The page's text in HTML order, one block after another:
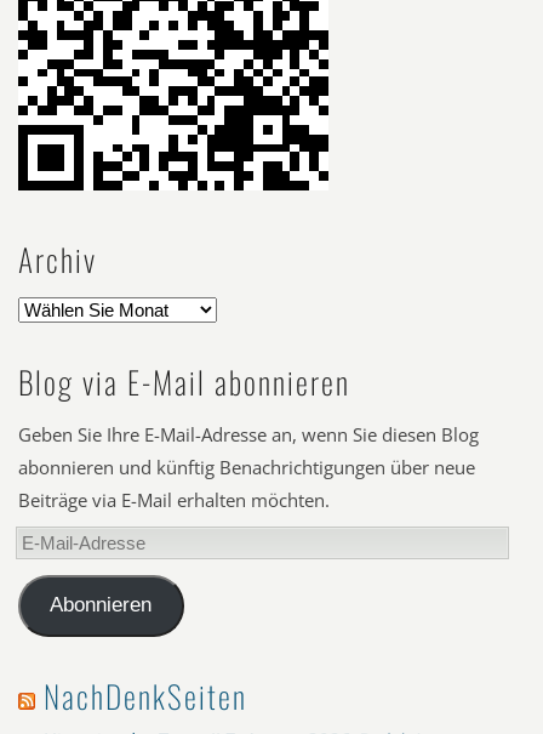
Archiv
Blog via E-Mail abonnieren
Geben Sie Ihre E-Mail-Adresse an, wenn Sie diesen Blog
abonnieren und künftig Benachrichtigungen über neue
Beiträge via E-Mail erhalten möchten.
E-
Mail-
AdresseAbonnieren
NachDenkSeiten